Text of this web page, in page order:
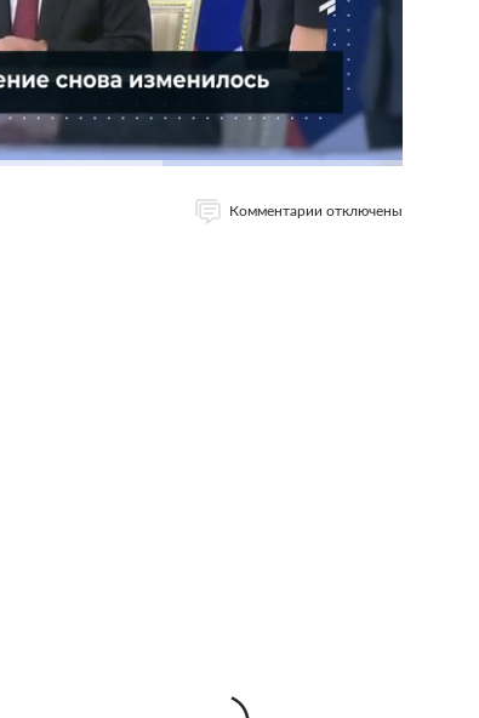
Комментарии отключены